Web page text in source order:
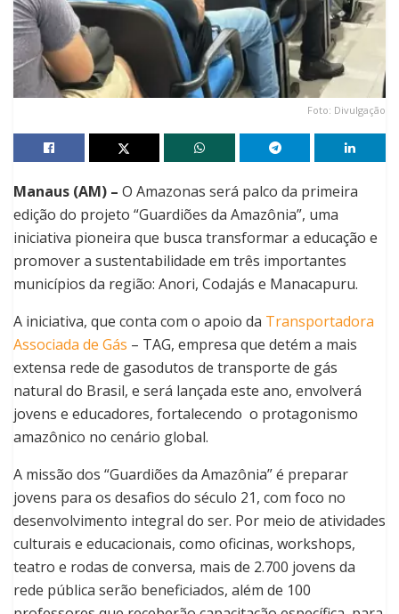
Foto: Divulgação
Manaus (AM) – O Amazonas será palco da primeira
edição do projeto “Guardiões da Amazônia”, uma
iniciativa pioneira que busca transformar a educação e
promover a sustentabilidade em três importantes
municípios da região: Anori, Codajás e Manacapuru.
A iniciativa, que conta com o apoio da Transportadora
Associada de Gás – TAG, empresa que detém a mais
extensa rede de gasodutos de transporte de gás
natural do Brasil, e será lançada este ano, envolverá
jovens e educadores, fortalecendo o protagonismo
amazônico no cenário global.
A missão dos “Guardiões da Amazônia” é preparar
jovens para os desafios do século 21, com foco no
desenvolvimento integral do ser. Por meio de atividades
culturais e educacionais, como oficinas, workshops,
teatro e rodas de conversa, mais de 2.700 jovens da
rede pública serão beneficiados, além de 100